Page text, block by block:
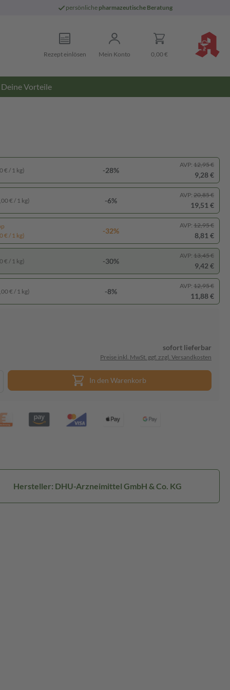
persönliche pharmazeutische Beratung
Rezept einlösen Mein Konto 0,00 €
Deine Vorteile
€ / 1 kg) -28%
AVP: 12,95 €
9,28 €
€ / 1 kg) -6%
AVP: 20,85 €
19,51 €
€ / 1 kg)
-32%
AVP: 12,95 €
8,81 €
€ / 1 kg) -30%
AVP: 13,45 €
9,42 €
€ / 1 kg) -8%
AVP: 12,95 €
11,88 €
sofort lieferbar
Preise inkl. MwSt. ggf. zzgl. Versandkosten
In den Warenkorb
Hersteller: DHU-Arzneimittel GmbH & Co. KG